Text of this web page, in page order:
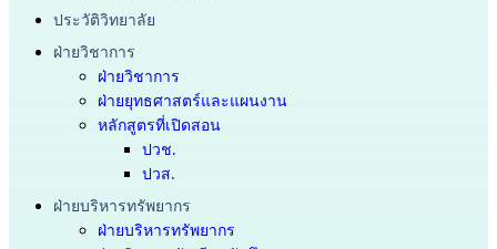
ประวัติวิทยาลัย
ฝ่ายวิชาการ
ฝ่ายวิชาการ
ฝ่ายยุทธศาสตร์และแผนงาน
หลักสูตรที่เปิดสอน
ปวช.
ปวส.
ฝ่ายบริหารทรัพยากร
ฝ่ายบริหารทรัพยากร